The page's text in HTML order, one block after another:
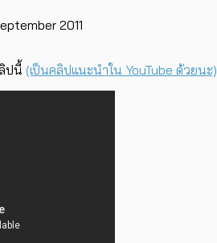
2011
ปนี้ (เป็นคลิปแนะนำใน YouTube ด้วยนะ)